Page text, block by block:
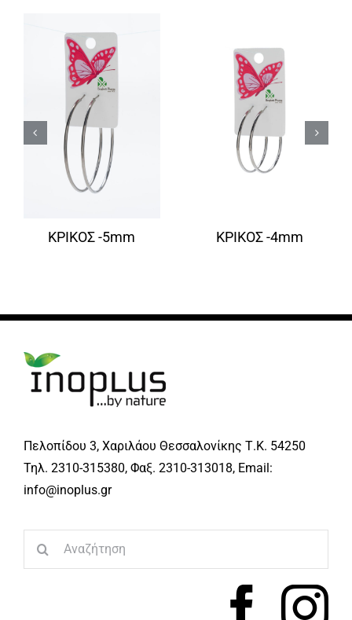
ΚΡΙΚΟΣ -5mm ΚΡΙΚΟΣ -4mm
Πελοπίδου 3, Χαριλάου Θεσσαλονίκης Τ.Κ. 54250
Τηλ. 2310-315380, Φαξ. 2310-313018, Email:
info@inoplus.gr